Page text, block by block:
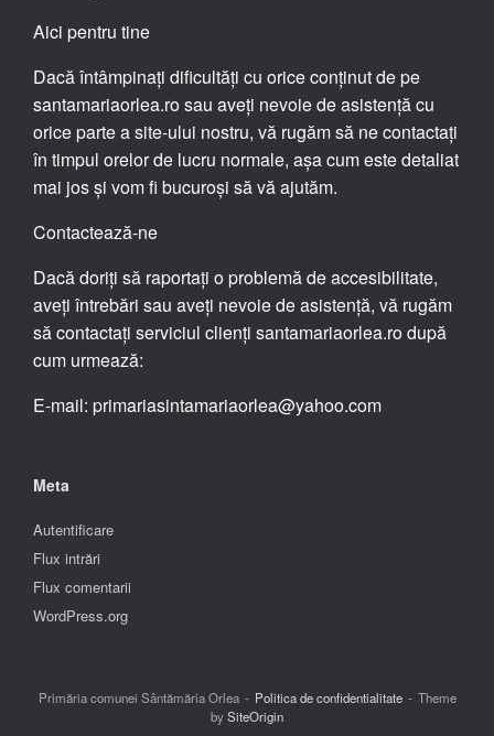
Aici pentru tine
Dacă întâmpinați dificultăți cu orice conținut de pe
santamariaorlea.ro sau aveți nevoie de asistență cu
orice parte a site-ului nostru, vă rugăm să ne contactați
în timpul orelor de lucru normale, așa cum este detaliat
mai jos și vom fi bucuroși să vă ajutăm.
Contactează-ne
Dacă doriți să raportați o problemă de accesibilitate,
aveți întrebări sau aveți nevoie de asistență, vă rugăm
să contactați serviciul clienți santamariaorlea.ro după
cum urmează:
E-mail: primariasintamariaorlea@yahoo.com
Meta
Autentificare
Flux intrări
Flux comentarii
WordPress.org
Primăria comunei Sântămăria Orlea Politica de confidentialitate
Theme
bySiteOrigin